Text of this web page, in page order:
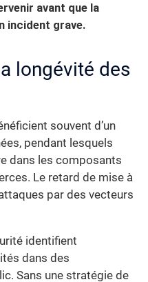
avant que la
incident grave.
longévité des
souvent d’un
pendant lesquels
dans les composants
Le retard de mise à
par des vecteurs
identifient
dans des
Sans une stratégie de